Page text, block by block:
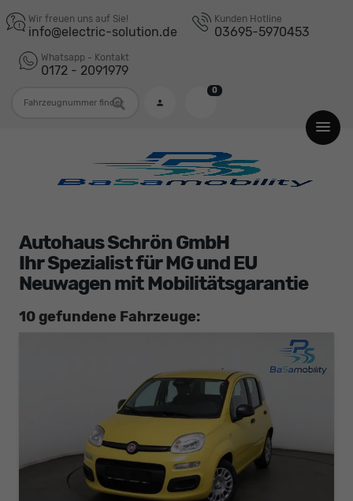
Wir freuen uns auf Sie!
info@electric-solution.de
Kunden Hotline
03695-5970453
Whatsapp - Kontakt
0172 - 2091979
0
Autohaus Schrön GmbH
Ihr Spezialist für MG und EU
Neuwagen mit Mobilitätsgarantie
10 gefundene Fahrzeuge: